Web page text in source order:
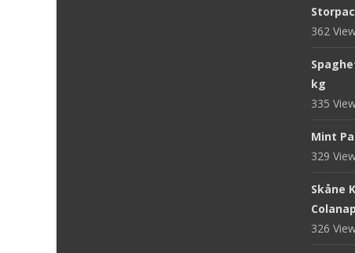
362
kg
335
Mint
329
Skåne
326